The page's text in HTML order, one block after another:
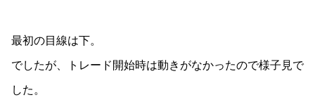
最初の目線は下。
でしたが、トレード開始時は動きがなかったので様子見で
した。